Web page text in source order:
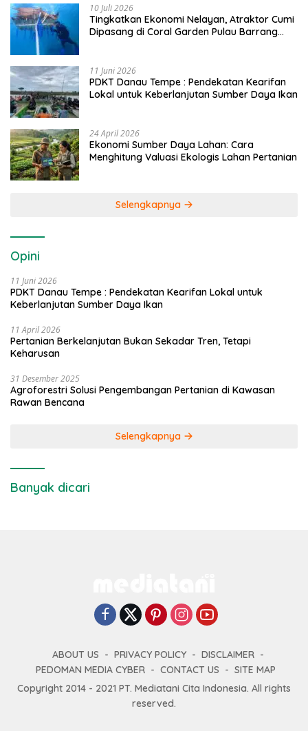
10 Juli 2026
Tingkatkan Ekonomi Nelayan, Atraktor Cumi
Dipasang di Coral Garden Pulau Barrang
11 Juni 2026
PDKT Danau Tempe : Pendekatan Kearifan
Lokal untuk Keberlanjutan Sumber Daya Ikan
24 April 2026
Ekonomi Sumber Daya Lahan: Cara
Menghitung Valuasi Ekologis Lahan Pertanian
Selengkapnya
Opini
11 Juni 2026
PDKT Danau Tempe : Pendekatan Kearifan Lokal untuk
Keberlanjutan Sumber Daya Ikan
11 April 2026
Pertanian Berkelanjutan Bukan Sekadar Tren, Tetapi
Keharusan
31 Desember 2025
Agroforestri Solusi Pengembangan Pertanian di Kawasan
Rawan Bencana
Selengkapnya
Banyak dicari
ABOUT US PRIVACY POLICY
DISCLAIMER
PEDOMAN MEDIA CYBER
CONTACT US
SITE MAP
Copyright 2014 - 2021 PT. Mediatani Cita Indonesia. All rights
reserved.